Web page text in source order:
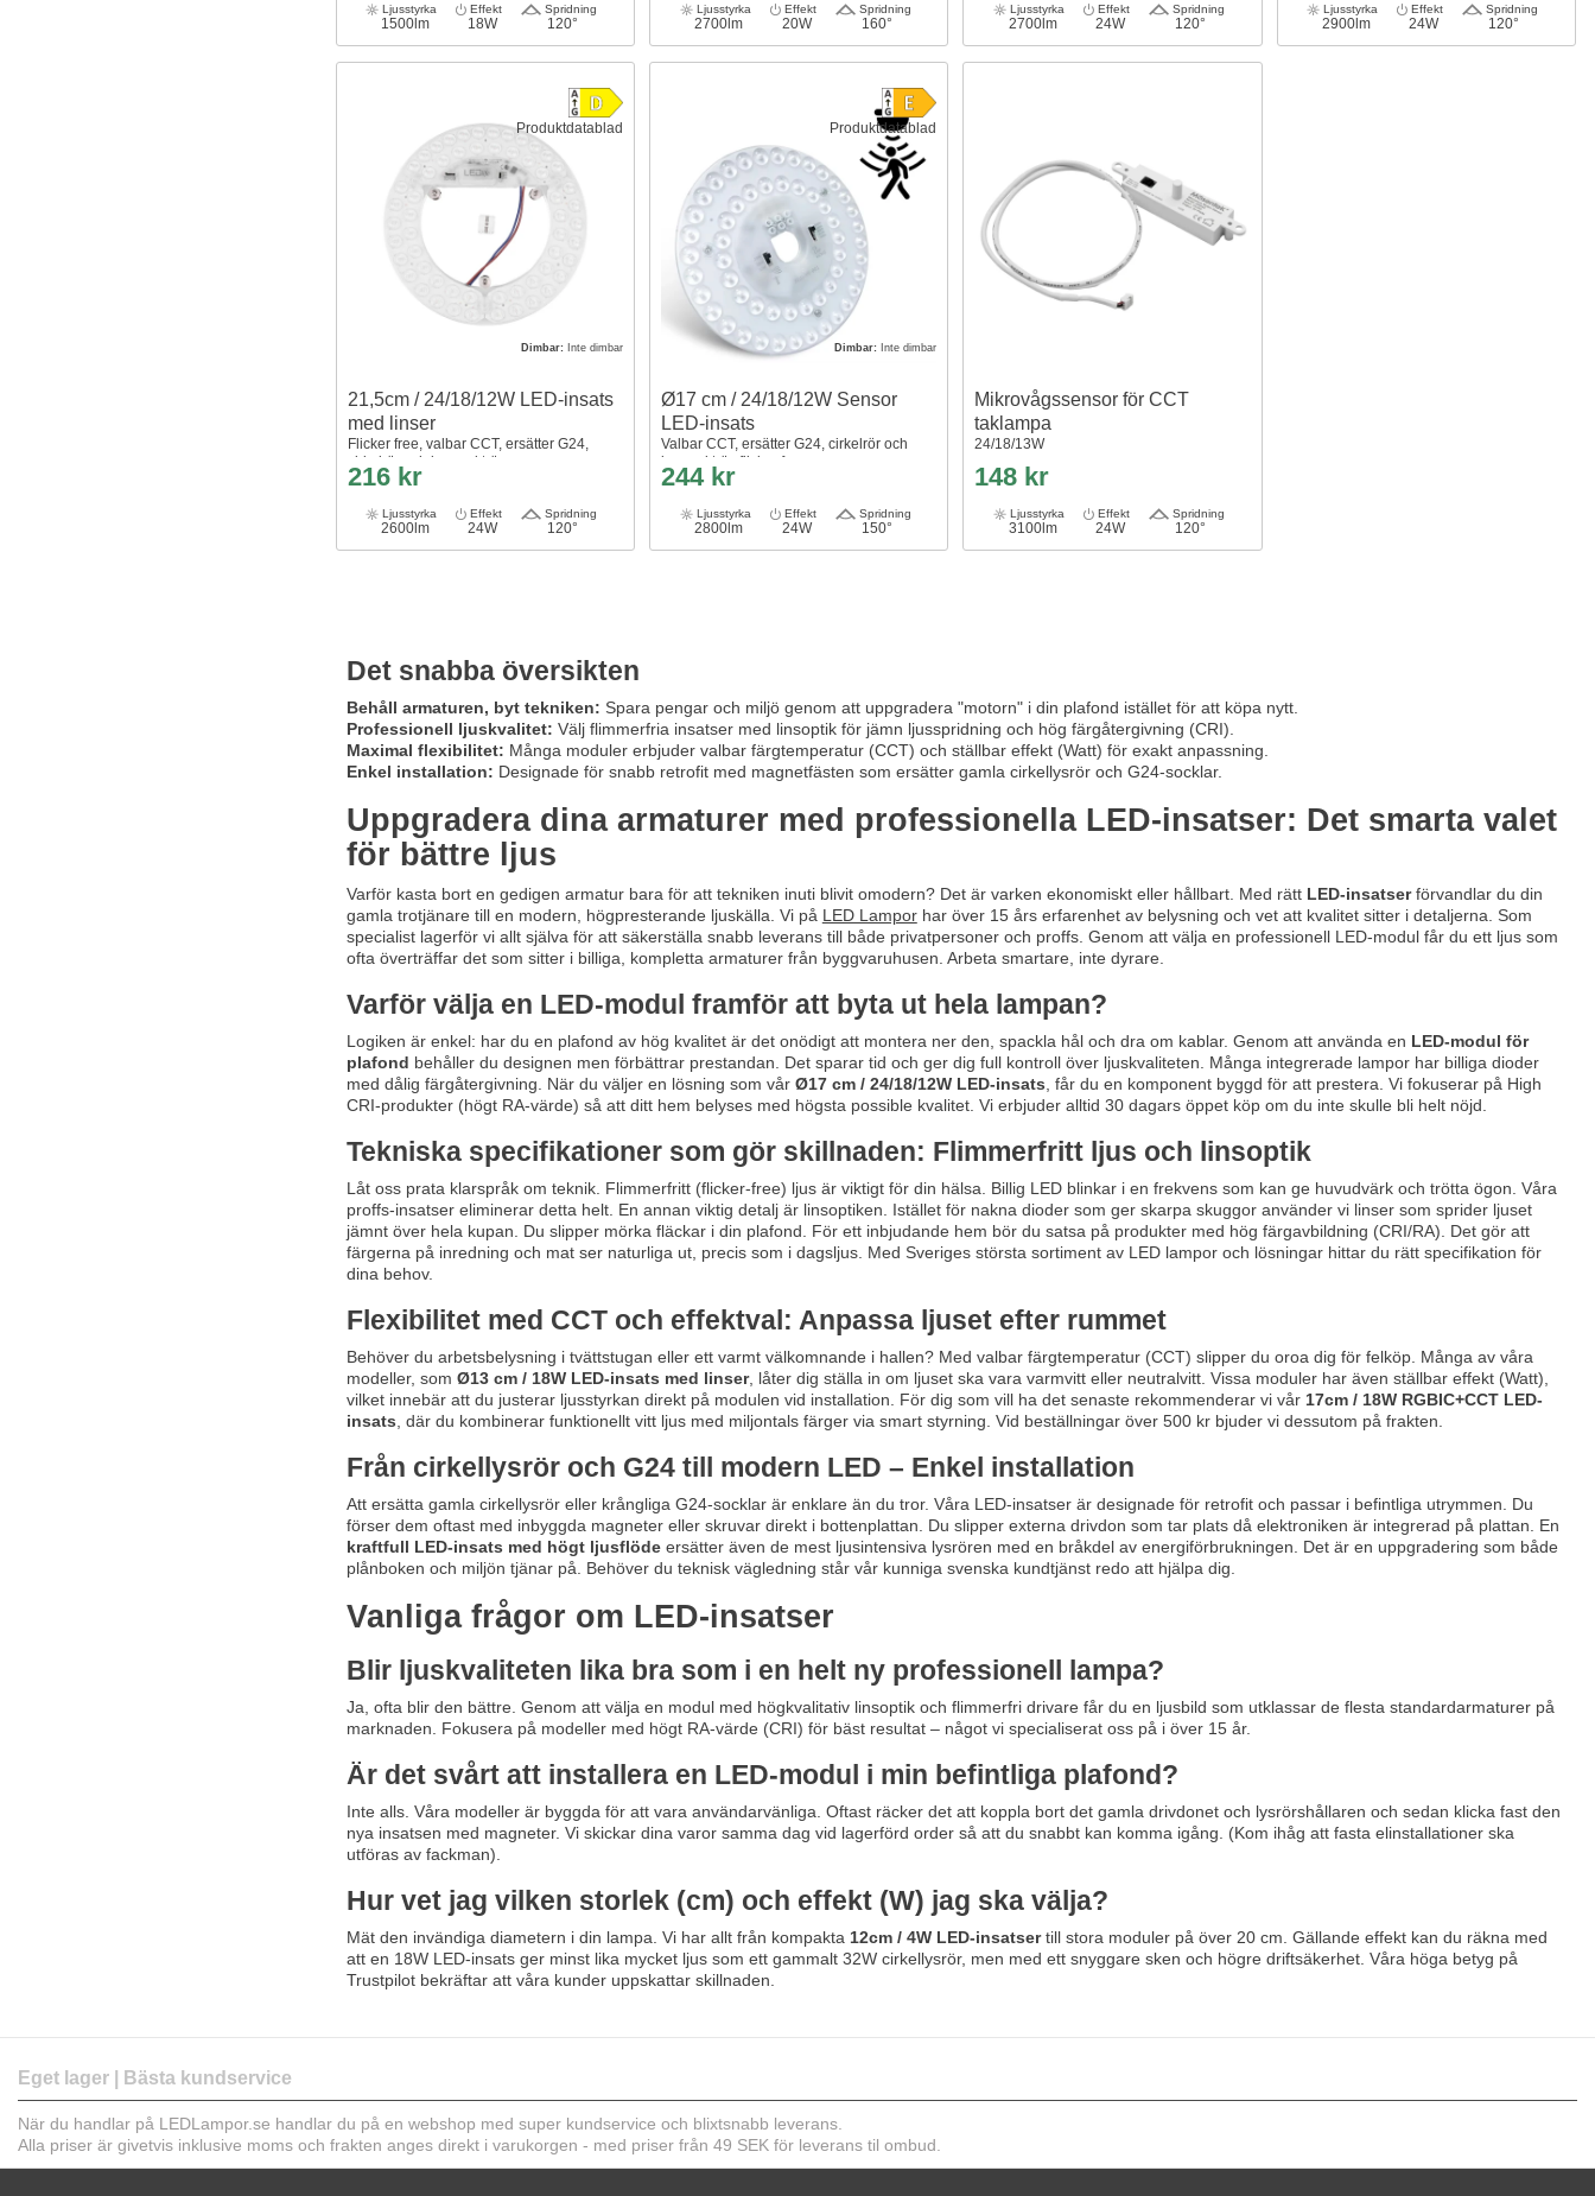
Ljusstyrka
1500lm
Effekt
18W
Spridning
120°
Ljusstyrka
2700lm
Effekt
20W
Spridning
160°
Ljusstyrka
2700lm
Effekt
24W
Spridning
120°
Ljusstyrka
2900lm
Effekt
24W
Spridning
120°
Produktdatablad
Dimbar:Inte dimbar
21,5cm / 24/18/12W LED-insats
med linser
Flicker free, valbar CCT, ersätter G24,
cirkelrör och kompaktrör
216 kr
Ljusstyrka
2600lm
Effekt
24W
Spridning
120°
Produktdatablad
Dimbar:Inte dimbar
Ø17 cm / 24/18/12W Sensor
LED-insats
Valbar CCT, ersätter G24, cirkelrör och
kompaktrör, flicker free
244 kr
Ljusstyrka
2800lm
Effekt
24W
Spridning
150°
Mikrovågssensor för CCT
taklampa
24/18/13W
148 kr
Ljusstyrka
3100lm
Effekt
24W
Spridning
120°
Det snabba översikten
Behåll armaturen, byt tekniken: Spara pengar och miljö genom att uppgradera "motorn" i din plafond istället för att köpa nytt.
Professionell ljuskvalitet: Välj flimmerfria insatser med linsoptik för jämn ljusspridning och hög färgåtergivning (CRI).
Maximal flexibilitet: Många moduler erbjuder valbar färgtemperatur (CCT) och ställbar effekt (Watt) för exakt anpassning.
Enkel installation: Designade för snabb retrofit med magnetfästen som ersätter gamla cirkellysrör och G24-socklar.
Uppgradera dina armaturer med professionella LED-insatser: Det smarta valet
för bättre ljus
Varför kasta bort en gedigen armatur bara för att tekniken inuti blivit omodern? Det är varken ekonomiskt eller hållbart. Med rätt LED-insatserförvandlar du din
gamla trotjänare till en modern, högpresterande ljuskälla. Vi på LED Lamporhar över 15 års erfarenhet av belysning och vet att kvalitet sitter i detaljerna. Som
specialist lagerför vi allt själva för att säkerställa snabb leverans till både privatpersoner och proffs. Genom att välja en professionell LED-modul får du ett ljus som
ofta överträffar det som sitter i billiga, kompletta armaturer från byggvaruhusen. Arbeta smartare, inte dyrare.
Varför välja en LED-modul framför att byta ut hela lampan?
Logiken är enkel: har du en plafond av hög kvalitet är det onödigt att montera ner den, spackla hål och dra om kablar. Genom att använda en LED-modul för
plafond behåller du designen men förbättrar prestandan. Det sparar tid och ger dig full kontroll över ljuskvaliteten. Många integrerade lampor har billiga dioder
med dålig färgåtergivning. När du väljer en lösning som vår Ø17 cm / 24/18/12W LED-insats , får du en komponent byggd för att prestera. Vi fokuserar på High
CRI-produkter (högt RA-värde) så att ditt hem belyses med högsta possible kvalitet. Vi erbjuder alltid 30 dagars öppet köp om du inte skulle bli helt nöjd.
Tekniska specifikationer som gör skillnaden: Flimmerfritt ljus och linsoptik
Låt oss prata klarspråk om teknik. Flimmerfritt (flicker-free) ljus är viktigt för din hälsa. Billig LED blinkar i en frekvens som kan ge huvudvärk och trötta ögon. Våra
proffs-insatser eliminerar detta helt. En annan viktig detalj är linsoptiken. Istället för nakna dioder som ger skarpa skuggor använder vi linser som sprider ljuset
jämnt över hela kupan. Du slipper mörka fläckar i din plafond. För ett inbjudande hem bör du satsa på produkter med hög färgavbildning (CRI/RA). Det gör att
färgerna på inredning och mat ser naturliga ut, precis som i dagsljus. Med Sveriges största sortiment av LED lampor och lösningar hittar du rätt specifikation för
dina behov.
Flexibilitet med CCT och effektval: Anpassa ljuset efter rummet
Behöver du arbetsbelysning i tvättstugan eller ett varmt välkomnande i hallen? Med valbar färgtemperatur (CCT) slipper du oroa dig för felköp. Många av våra
modeller, som Ø13 cm / 18W LED-insats med linser, låter dig ställa in om ljuset ska vara varmvitt eller neutralvitt. Vissa moduler har även ställbar effekt (Watt),
vilket innebär att du justerar ljusstyrkan direkt på modulen vid installation. För dig som vill ha det senaste rekommenderar vi vår 17cm / 18W RGBIC+CCT LED-
insats , där du kombinerar funktionellt vitt ljus med miljontals färger via smart styrning. Vid beställningar över 500 kr bjuder vi dessutom på frakten.
Från cirkellysrör och G24 till modern LED – Enkel installation
Att ersätta gamla cirkellysrör eller krångliga G24-socklar är enklare än du tror. Våra LED-insatser är designade för retrofit och passar i befintliga utrymmen. Du
förser dem oftast med inbyggda magneter eller skruvar direkt i bottenplattan. Du slipper externa drivdon som tar plats då elektroniken är integrerad på plattan. En
kraftfull LED-insats med högt ljusflödeersätter även de mest ljusintensiva lysrören med en bråkdel av energiförbrukningen. Det är en uppgradering som både
plånboken och miljön tjänar på. Behöver du teknisk vägledning står vår kunniga svenska kundtjänst redo att hjälpa dig.
Vanliga frågor om LED-insatser
Blir ljuskvaliteten lika bra som i en helt ny professionell lampa?
Ja, ofta blir den bättre. Genom att välja en modul med högkvalitativ linsoptik och flimmerfri drivare får du en ljusbild som utklassar de flesta standardarmaturer på
marknaden. Fokusera på modeller med högt RA-värde (CRI) för bäst resultat – något vi specialiserat oss på i över 15 år.
Är det svårt att installera en LED-modul i min befintliga plafond?
Inte alls. Våra modeller är byggda för att vara användarvänliga. Oftast räcker det att koppla bort det gamla drivdonet och lysrörshållaren och sedan klicka fast den
nya insatsen med magneter. Vi skickar dina varor samma dag vid lagerförd order så att du snabbt kan komma igång. (Kom ihåg att fasta elinstallationer ska
utföras av fackman).
Hur vet jag vilken storlek (cm) och effekt (W) jag ska välja?
Mät den invändiga diametern i din lampa. Vi har allt från kompakta 12cm / 4W LED-insatsertill stora moduler på över 20 cm. Gällande effekt kan du räkna med
att en 18W LED-insats ger minst lika mycket ljus som ett gammalt 32W cirkellysrör, men med ett snyggare sken och högre driftsäkerhet. Våra höga betyg på
Trustpilot bekräftar att våra kunder uppskattar skillnaden.
Eget lager | Bästa kundservice
När du handlar på LEDLampor.se handlar du på en webshop med super kundservice och blixtsnabb leverans.
Alla priser är givetvis inklusive moms och frakten anges direkt i varukorgen - med priser från 49 SEK för leverans til ombud.